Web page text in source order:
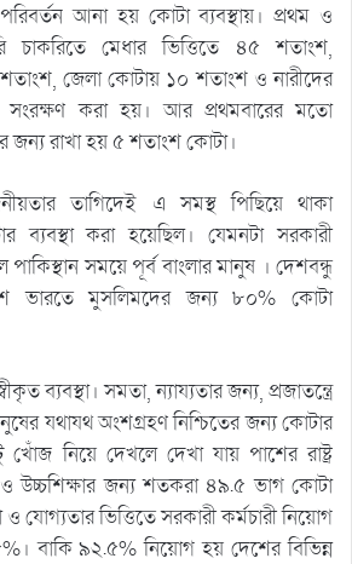
আনা হয় কোটা ব্যবস্থায়। প্রথম ও
চাকরিতে মেধার ভিত্তিতে ৪৫ শতাংশ,
জেলা কোটায় ১০ শতাংশ ও নারীদের
করা হয়। আর প্রথমবারের মতো
জন্য রাখা হয় ৫ শতাংশ কোটা।
তাগিদেই এ সমস্থ পিছিয়ে থাকা
করা হয়েছিল। যেমনটা সরকারী
পাকিস্থান সময়ে পূর্ব বাংলার মানুষ । দেশবন্ধু
ভারতে মুসলিমদের জন্য ৮০% কোটা
ব্যবস্থা। সমতা, ন্যায্যতার জন্য, প্রজাতন্ত্রে
যথাযথ অংশগ্রহণ নিশ্চিতের জন্য কোটার
খোঁজ নিয়ে দেখলে দেখা যায় পাশের রাষ্ট্র
ও উচ্চশিক্ষার জন্য শতকরা ৪৯.৫ ভাগ কোটা
ও যোগ্যতার ভিত্তিতে সরকারী কর্মচারী নিয়োগ
বাকি ৯২.৫% নিয়োগ হয় দেশের বিভিন্ন